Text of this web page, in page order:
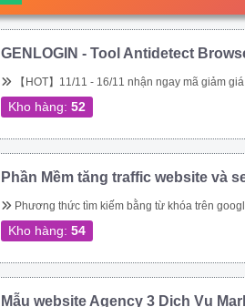
GENLOGIN - Tool Antidetect
【HOT】11/11 - 16/11 nhận ngay mã giảm giá 40% so với giá chính hãng trên web. Tool chuyên nuôi Gmail, nuôi tài khoản Google Ads. Miễn phí 5 profile trọn đời. Sắp tới ae sẽ
Kho hàng: 52
Phần Mềm tăng traffic website và
Phương thức tìm kiếm bằng từ khóa trên google hoặc truy cập trực tiếp vào url đích của bạn – Tự động thay đổi địa chỉ IP – Tự động thay đổi Local IP – Giả lập được trên Mobile, Tablet,
Kho hàng: 54
Mẫu website Agency 3 Dịch Vụ